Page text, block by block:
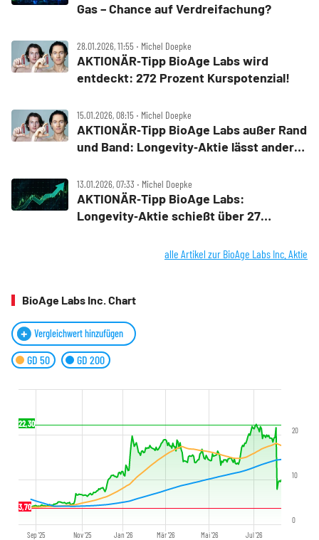
Gas – Chance auf Verdreifachung?
28.01.2026, 11:55 ‧ Michel Doepke
AKTIONÄR‑Tipp BioAge Labs wird
entdeckt: 272 Prozent Kurspotenzial!
15.01.2026, 08:15 ‧ Michel Doepke
AKTIONÄR‑Tipp BioAge Labs außer Rand
und Band: Longevity‑Aktie lässt andere
13.01.2026, 07:33 ‧ Michel Doepke
AKTIONÄR‑Tipp BioAge Labs:
Longevity‑Aktie schießt über 27
alle Artikel zur BioAge Labs Inc. Aktie
BioAge Labs Inc. Chart
Vergleichwert hinzufügen
GD 50 GD 200
Sep '25 Nov '25 Jan '26 Mär '26 Mai '26 Jul '26
0
10
20
3,70
3,70
22,30